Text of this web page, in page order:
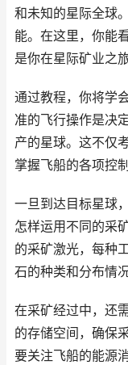
和未知的星际全球
能。在这里，你能
是你在星际矿业之
通过教程，你将学
准的飞行操作是决
产的星球。这不仅
掌握飞船的各项控
一旦到达目标星球
怎样运用不同的采
的采矿激光，每种
石的种类和分布情
在采矿经过中，还
的存储空间，确保
要关注飞船的能源